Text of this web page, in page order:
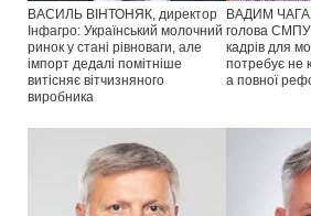
ВАСИЛЬ ВІНТОНЯК, директор
Інфагро: Український молочний
ринок у стані рівноваги, але
імпорт дедалі помітніше
витісняє вітчизняного
виробника
ВАДИМ
голова СМПУ:
кадрів для
потребує не
а повної